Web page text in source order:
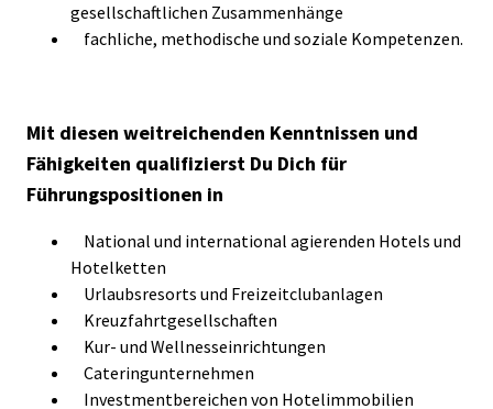
gesellschaftlichen Zusammenhänge
fachliche, methodische und soziale Kompetenzen.
Mit diesen weitreichenden Kenntnissen und
Fähigkeiten qualifizierst Du Dich für
Führungspositionen in
National und international agierenden Hotels und
Hotelketten
Urlaubsresorts und Freizeitclubanlagen
Kreuzfahrtgesellschaften
Kur- und Wellnesseinrichtungen
Cateringunternehmen
Investmentbereichen von Hotelimmobilien